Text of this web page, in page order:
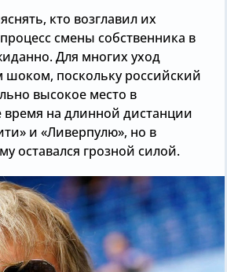
кто возглавил их
смены собственника в
Для многих уход
поскольку российский
высокое место в
на длинной дистанции
и «Ливерпулю», но в
оставался грозной силой.